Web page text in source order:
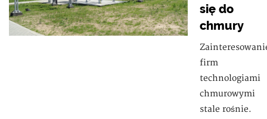
się do
chmury
firm
technologiami
chmurowymi
stale rośnie.